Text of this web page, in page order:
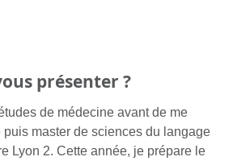
présenter ?
de médecine avant de me
master de sciences du langage
Lyon 2. Cette année, je prépare le